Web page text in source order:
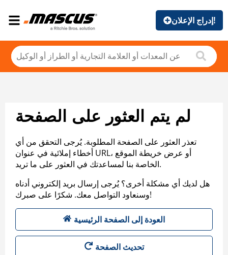
إدراج الإعلان!
لم يتم العثور على الصفحة
تعذر العثور على الصفحة المطلوبة. يُرجى التحقق من أي
أخطاء إملائية في عنوان URL، أو عرض خريطة الموقع
الخاصة بنا لمساعدتك في العثور على ما تريد.
هل لديك أي مشكلة أخرى؟ يُرجى إرسال بريد إلكتروني أدناه
وسنعاود التواصل معك. شكرًا على صبرك!
العودة إلى الصفحة الرئيسية
تحديث الصفحة